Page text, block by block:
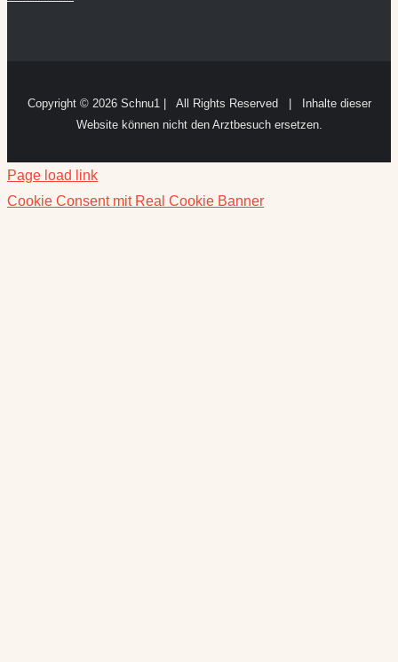
Copyright © 2026 Schnu1 | All Rights Reserved | Inhalte dieser
Website können nicht den Arztbesuch ersetzen.
Page load link
Cookie Consent mit Real Cookie Banner